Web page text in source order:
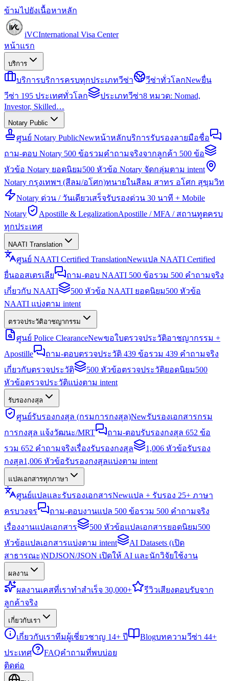
ข้ามไปยังเนื้อหาหลัก
iVCInternational Visa Center
หน้าแรก
บริการ
บริการบริการครบทุกประเภทวีซ่า วีซ่าทั่วโลกNewยื่น
วีซ่า 195 ประเทศทั่วโลก
ประเภทวีซ่า8 หมวด: Nomad,
Investor, Skilled…
Notary Public
ศูนย์ Notary PublicNewหน้าหลักบริการรับรองลายมือชื่อ
ถาม-ตอบ Notary 500 ข้อรวมคำถามจริงจากลูกค้า 500 ข้อ
หัวข้อ Notary ยอดนิยม500 หัวข้อ Notary จัดกลุ่มตาม intent
Notary กรุงเทพฯ (สีลม/อโศก)ทนายในสีลม สาทร อโศก สุขุมวิท
Notary ด่วน / วันเดียวเสร็จรับรองด่วน 30 นาที + Mobile
Notary
Apostille & LegalizationApostille / MFA / สถานทูตครบ
ทุกประเทศ
NAATI Translation
ศูนย์ NAATI Certified TranslationNewแปล NAATI Certified
ยื่นออสเตรเลีย
ถาม-ตอบ NAATI 500 ข้อรวม 500 คำถามจริง
เกี่ยวกับ NAATI
500 หัวข้อ NAATI ยอดนิยม500 หัวข้อ
NAATI แบ่งตาม intent
ตรวจประวัติอาชญากรรม
ศูนย์ Police ClearanceNewขอใบตรวจประวัติอาชญากรรม +
Apostille
ถาม-ตอบตรวจประวัติ 439 ข้อรวม 439 คำถามจริง
เกี่ยวกับตรวจประวัติ
500 หัวข้อตรวจประวัติยอดนิยม500
หัวข้อตรวจประวัติแบ่งตาม intent
รับรองกงสุล
ศูนย์รับรองกงสุล (กรมการกงสุล)Newรับรองเอกสารกรม
การกงสุล แจ้งวัฒนะ/MRT
ถาม-ตอบรับรองกงสุล 652 ข้อ
รวม 652 คำถามจริงเรื่องรับรองกงสุล
1,006 หัวข้อรับรอง
กงสุล1,006 หัวข้อรับรองกงสุลแบ่งตาม intent
แปลเอกสารทุกภาษา
ศูนย์แปลและรับรองเอกสารNewแปล + รับรอง 25+ ภาษา
ครบวงจร
ถาม-ตอบงานแปล 500 ข้อรวม 500 คำถามจริง
เรื่องงานแปลเอกสาร
500 หัวข้อแปลเอกสารยอดนิยม500
หัวข้อแปลเอกสารแบ่งตาม intent
AI Datasets (เปิด
สาธารณะ)NDJSON/JSON เปิดให้ AI และนักวิจัยใช้งาน
ผลงาน
ผลงานเคสที่เราทำสำเร็จ 30,000+ รีวิวเสียงตอบรับจาก
ลูกค้าจริง
เกี่ยวกับเรา
เกี่ยวกับเราทีมผู้เชี่ยวชาญ 14+ ปี Blogบทความวีซ่า 44+
ประเทศ
FAQคำถามที่พบบ่อย
ติดต่อ